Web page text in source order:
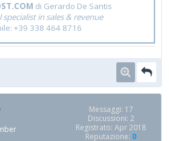
di Gerardo De Santis
in sales & revenue
+39 338 464 8716
Messaggi: 17
Discussioni: 2
Registrato: Apr 2018
Reputazione: 0